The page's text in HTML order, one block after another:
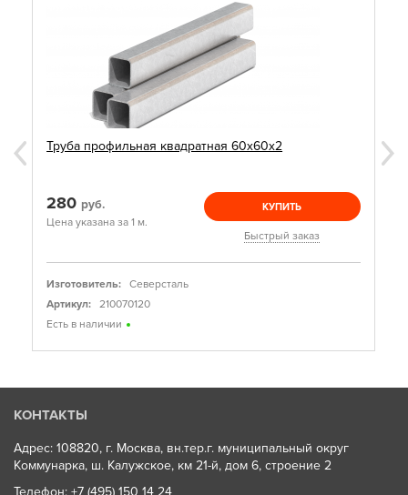
Труба профильная квадратная 60х60х2
280 руб.
Цена указана за 1 м.
КУПИТЬ
Быстрый заказ
Изготовитель:
Северсталь
Артикул:
210070120
Есть в наличии
КОНТАКТЫ
Адрес: 108820, г. Москва, вн.тер.г. муниципальный округ
Коммунарка, ш. Калужское, км 21-й, дом 6, строение 2
Телефон: +7 (495) 150 14 24